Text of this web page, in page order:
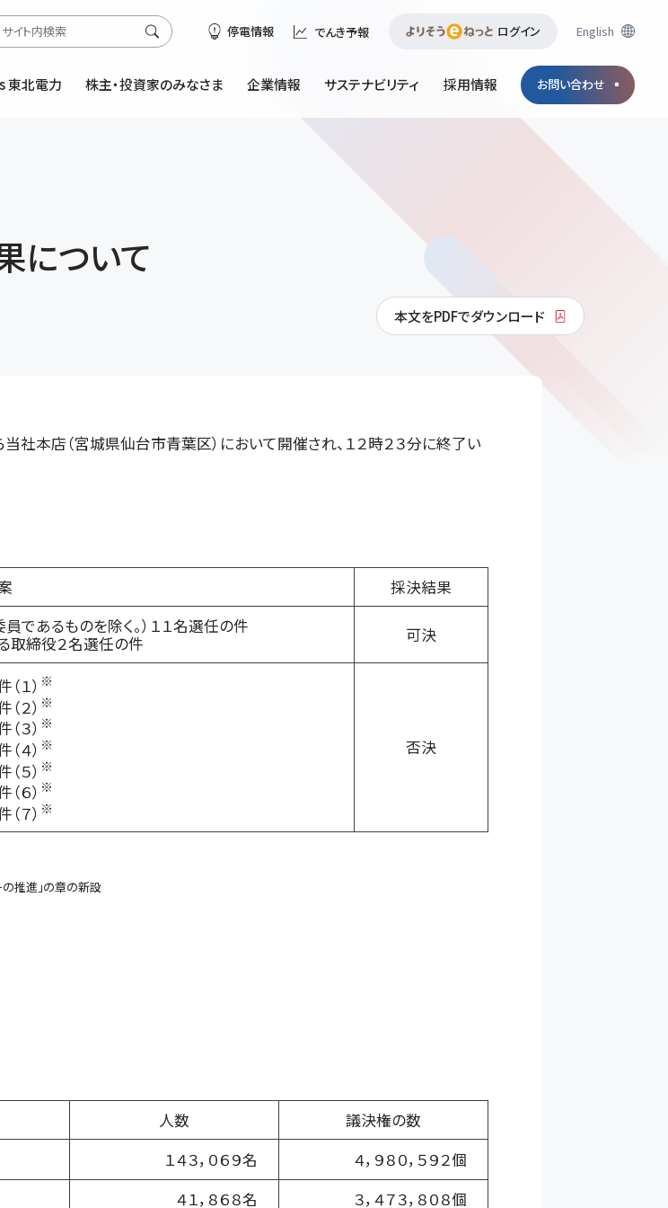
English
停電情報 でんき予報 ログイン
東北電力 株主・投資家のみなさま 企業情報 サステナビリティ 採用情報 お問い合わせ
について
本文をPDFでダウンロード
社本店（宮城県仙台市青葉区）において開催され、１２時２３分に終了い
採決結果
であるものを除く。）１１名選任の件
取締役２名選任の件
可決
１） ※
２） ※
３） ※
４） ※
５） ※
６） ※
７） ※
否決
の推進」の章の新設
人数
議決権の数
１４３，０６９名
４，９８０，５９２個
４１，８６８名 ３，４７３，８０８個